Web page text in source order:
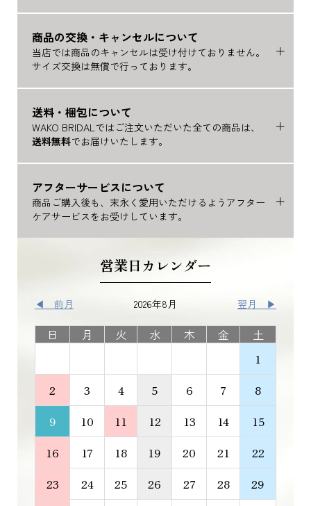
商品の交換・キャンセルについて
当店では商品のキャンセルは受け付けておりません。
サイズ交換は無償で行っております。
送料・梱包について
WAKO BRIDALではご注文いただいた全ての商品は、
送料無料でお届けいたします。
アフターサービスについて
商品ご購入後も、末永く愛用いただけるようアフター
ケアサービスをお受けしています。
営業日カレンダー
◀ 前月 2026年8月 翌月 ▶
日 月 火 水 木 金
土
1
2
3 4 5 6 7
8
9
10 11 12 13 14
15
16
17 18 19 20 21
22
23
24 25 26 27 28
29